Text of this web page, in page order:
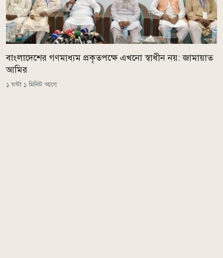
বাংলাদেশের গণমাধ্যম প্রকৃতপক্ষে এখনো স্বাধীন নয়: জামায়াত
আমির
১ ঘন্টা ১ মিনিট আগে